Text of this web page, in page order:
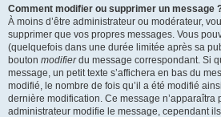
Comment modifier ou supprimer un message
À moins d’être administrateur ou modérateur,
supprimer que vos propres messages. Vous
(quelquefois dans une durée limitée après sa
bouton modifierdu message correspondant. Si
message, un petit texte s’affichera en bas du
modifié, le nombre de fois qu’il a été modifié
dernière modification. Ce message n’apparaîtra
administrateur modifie le message, cependant